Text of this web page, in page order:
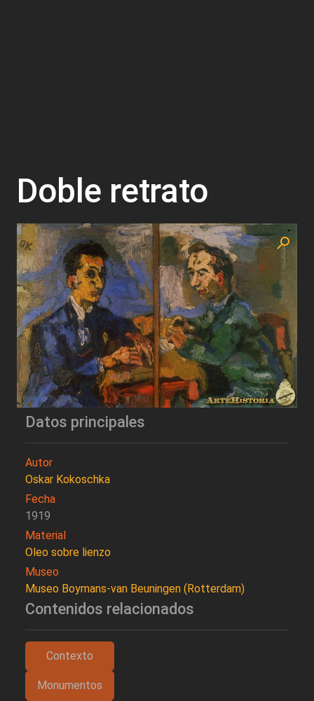
Doble retrato
Datos principales
Autor
Oskar Kokoschka
Fecha
1919
Material
Oleo sobre lienzo
Museo
Museo Boymans-van Beuningen (Rotterdam)
Contenidos relacionados
Contexto
Monumentos